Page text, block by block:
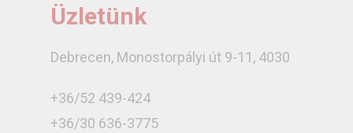
Üzletünk
Debrecen, Monostorpályi út 9-11, 4030
+36/52 439-424
+36/30 636-3775